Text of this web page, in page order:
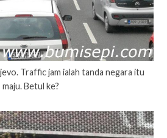
Traffic jam ialah tanda negara itu
maju. Betul ke?